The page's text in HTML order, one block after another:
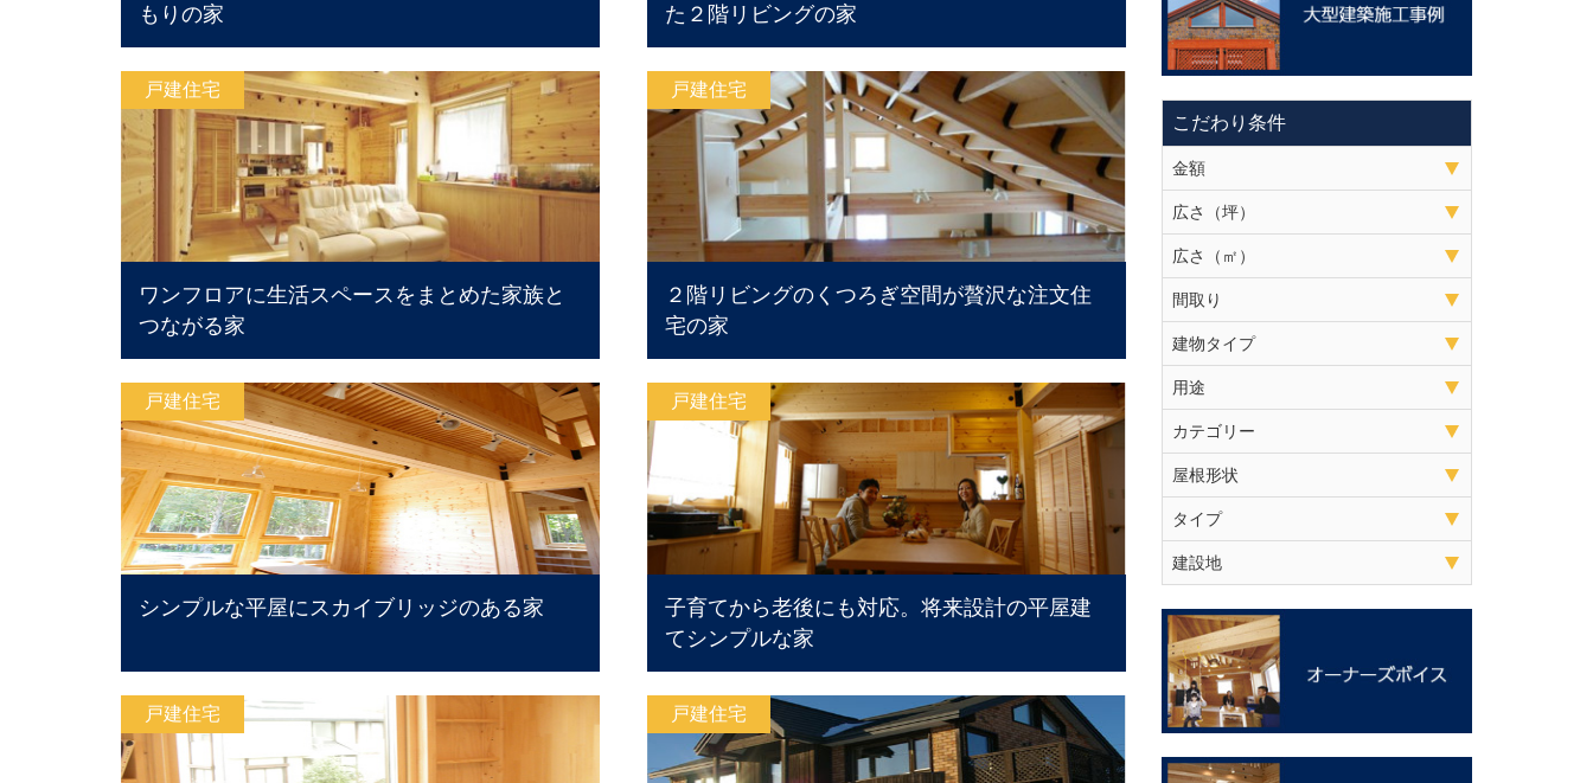
もりの家
た２階リビングの家
戸建住宅
ワンフロアに生活スペースをまとめた家族と
つながる家
戸建住宅
２階リビングのくつろぎ空間が贅沢な注文住
宅の家
戸建住宅
シンプルな平屋にスカイブリッジのある家
戸建住宅
子育てから老後にも対応。将来設計の平屋建
てシンプルな家
戸建住宅 戸建住宅
こだわり条件
金額
広さ（坪）
広さ（㎡）
間取り
建物タイプ
用途
カテゴリー
屋根形状
タイプ
建設地